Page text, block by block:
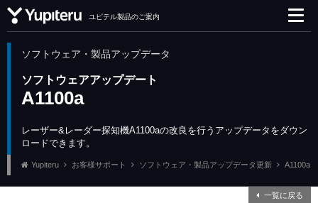
ユピテル製品のご案内
ソフトウェア・製品アップデータ
ソフトウェアアップデート
A1100a
レーザー&レーダー探知機A1100aの改良を行うアップデータをダウン
ロードできます。
Yupiteru お客様サポート ソフトウェア・製品アップデータ更新 A1100a
一覧に戻る